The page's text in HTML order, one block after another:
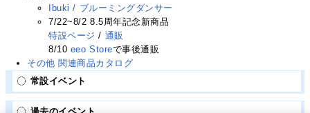
Ibuki / ブルーミングダンサー
7/22~8/2 8.5周年記念新商品
特設ページ / 通販
8/10 eeo Storeで事後通販
その他 関連商品カタログ
常設イベント